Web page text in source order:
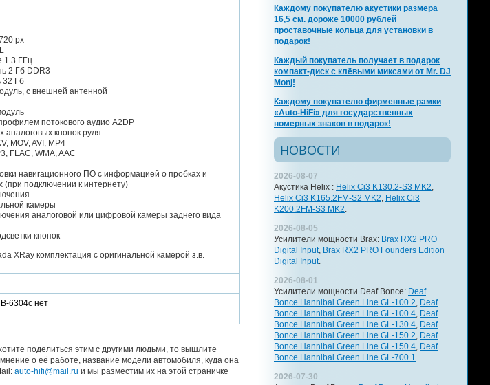
px
1.3 ГГц
2 Гб DDR3
32 Гб
с внешней антенной
потокового аудио A2DP
кнопок руля
MOV, AVI, MP4
FLAC, WMA, AAC
навигационного ПО с информацией о пробках и
подключении к интернету)
камеры
аналоговой или цифровой камеры заднего вида
кнопок
XRay комплектация с оригинальной камерой з.в.
6304c нет
поделиться этим с другими людьми, то вышлите
о её работе, название модели автомобиля, куда она
auto-hifi@mail.ru и мы разместим их на этой страничке
Каждому покупателю акустики размера
16,5 см. дороже 10000 рублей
проставочные кольца для установки в
подарок!
Каждый покупатель получает в подарок
компакт-диск с клёвыми миксами от Mr. DJ
Monj!
Каждому покупателю фирменные рамки
«Auto-HiFi» для государственных
номерных знаков в подарок!
НОВОСТИ
2026-08-07
Акустика Helix : Helix Ci3 K130.2-S3 MK2,
Helix Ci3 K165.2FM-S2 MK2, Helix Ci3
K200.2FM-S3 MK2.
2026-08-05
Усилители мощности Brax: Brax RX2 PRO
Digital Input, Brax RX2 PRO Founders Edition
Digital Input.
2026-08-01
Усилители мощности Deaf Bonce: Deaf
Bonce Hannibal Green Line GL-100.2, Deaf
Bonce Hannibal Green Line GL-100.4, Deaf
Bonce Hannibal Green Line GL-130.4, Deaf
Bonce Hannibal Green Line GL-150.2, Deaf
Bonce Hannibal Green Line GL-150.4, Deaf
Bonce Hannibal Green Line GL-700.1.
2026-07-30